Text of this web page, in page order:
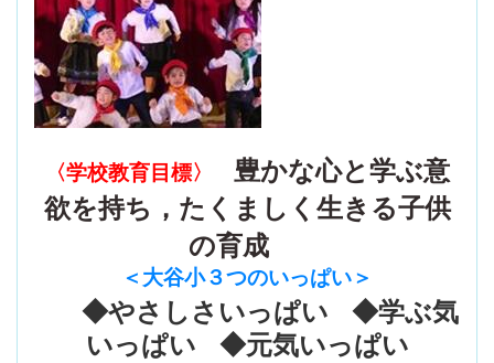
〈学校教育目標〉
豊かな心と学ぶ意
欲を持ち，たくましく生きる子供
の育成
＜大谷小３つのいっぱい＞
◆やさしさいっぱい ◆学ぶ気
いっぱい ◆元気いっぱい